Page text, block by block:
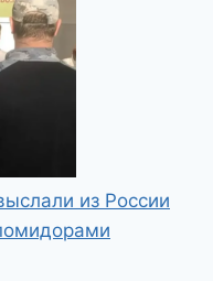
из России